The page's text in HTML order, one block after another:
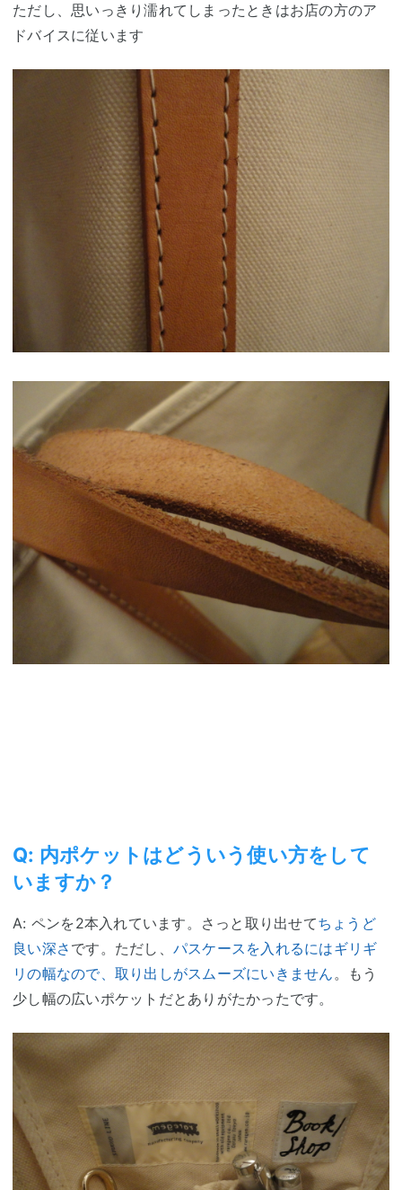
ただし、思いっきり濡れてしまったときはお店の方のア
ドバイスに従います
Q: 内ポケットはどういう使い方をして
いますか？
A: ペンを2本入れています。さっと取り出せてちょうど
良い深さ です。ただし、 パスケースを入れるにはギリギ
リの幅なので、取り出しがスムーズにいきません 。もう
少し幅の広いポケットだとありがたかったです。